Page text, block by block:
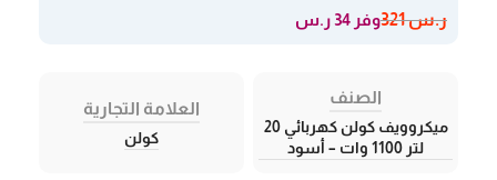
ر.س321 وفر 34 ر.س
الصنف
ميكروويف كولن كهربائي 20
لتر 1100 وات – أسود
العلامة التجارية
كولن